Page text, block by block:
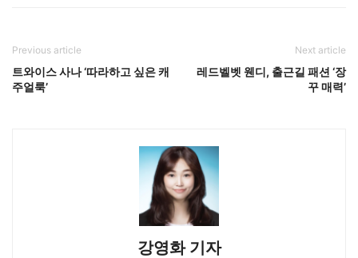
Previous article
트와이스 사나 ‘따라하고 싶은 캐
주얼룩’
Next article
레드벨벳 웬디, 출근길 패션 ‘장
꾸 매력’
강영화 기자